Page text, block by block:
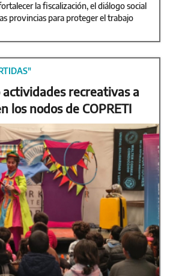
la fiscalización, el diálogo social
provincias para proteger el trabajo
recreativas a
los nodos de COPRETI